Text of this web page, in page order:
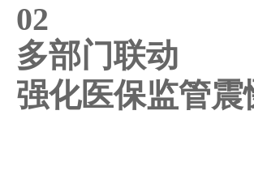
02
多部门联动
强化医保监管震